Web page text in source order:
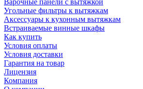
Варочные панели с вытяжкой
Угольные фильтры к вытяжкам
Аксессуары к кухонным вытяжкам
Встраиваемые винные шкафы
Как купить
Условия оплаты
Условия доставки
Гарантия на товар
Лицензия
Компания